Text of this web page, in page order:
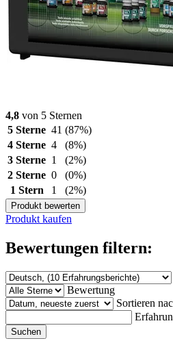
4,8 von 5 Sternen
5 Sterne 41 (87%)
4 Sterne 4
(8%)
3 Sterne 1
(2%)
2 Sterne 0
(0%)
1 Stern
1 (2%)
Produkt bewerten
Produkt kaufen
Bewertungen filtern:
Bewertung
Sortieren
Suchen